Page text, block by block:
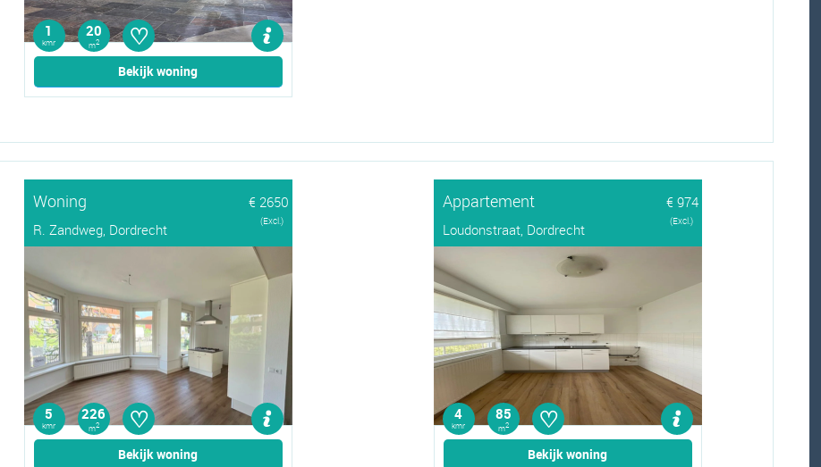
1
kmr
20
m2 ♡
Bekijk woning
Woning
€ 2650
R. Zandweg, Dordrecht
(Excl.)
5
kmr
226
m2 ♡
Bekijk woning
Appartement
€ 974
Loudonstraat, Dordrecht
(Excl.)
4
kmr
85
m2 ♡
Bekijk woning